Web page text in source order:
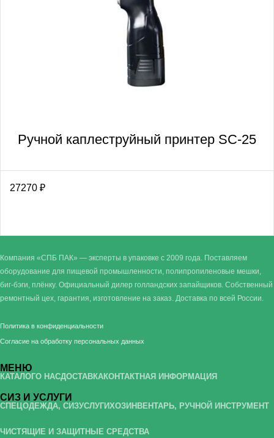
Ручной каплеструйный принтер SC-25
27270 ₽
Компания «СПБ ПАК» — эксперты в упаковке с 2009 года. Поставляем
оборудование для пищевой промышленности, полипропиленовые мешки,
биг-бэги, плёнку. Официальный дилер голландских запайщиков. Собственный
ремонтный цех, гарантия, изготовление на заказ. Доставка по всей России.
Политика в конфиденциальности
Согласие на обработку персональных данных
МЕНЮ
КАТАЛОГО НАСДОСТАВКАКОНТАКТНАЯ ИНФОРМАЦИЯ
СИЗ И УСЛУГИ
СПЕЦОДЕЖДА, СИЗУСЛУГИХОЗИНВЕНТАРЬ, РУЧНОЙ ИНСТРУМЕНТ
ЧИСТЯЩИЕ И ЗАЩИТНЫЕ СРЕДСТВА